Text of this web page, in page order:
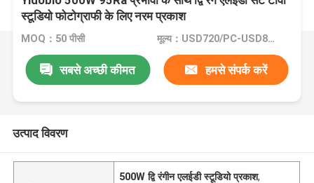
स्टूडियो फोटोग्राफी के लिए नरम प्रकाश
MOQ：50 पीसी मूल्य：USD720/PC-USD800PC
सबसे अच्छी कीमत हमसे संपर्क करें
उत्पाद विवरण
500W द्वि रंगीन एलईडी स्टूडियो प्रकाश,